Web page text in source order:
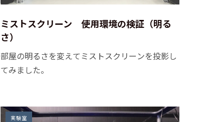
ミストスクリーン 使用環境の検証（明る
さ）
部屋の明るさを変えてミストスクリーンを投影し
てみました。
実験室